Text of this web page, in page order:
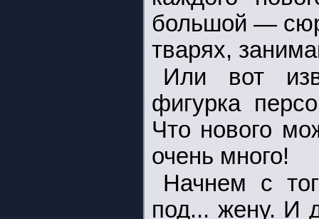
большой —
тварях,
Или вот
фигурка
Что нового
очень много!
Начнем с
под... жену. И